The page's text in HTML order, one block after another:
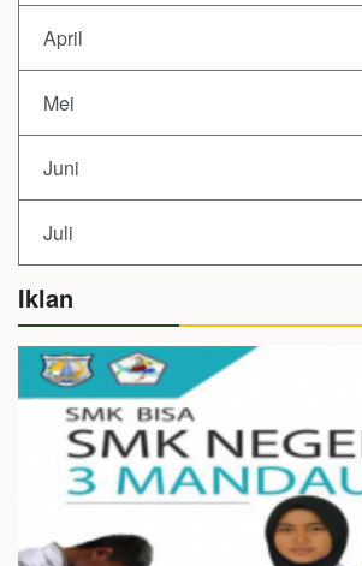
April
Mei
Juni
Juli
Iklan